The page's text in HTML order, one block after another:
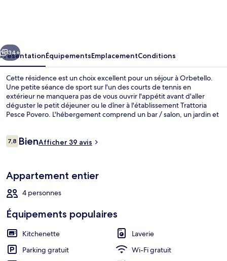
Suivant
34+
PrésentationÉquipementsEmplacementConditions
Cette résidence est un choix excellent pour un séjour à Orbetello.
Une petite séance de sport sur l'un des courts de tennis en
extérieur ne manquera pas de vous ouvrir l'appétit avant d'aller
déguster le petit déjeuner ou le dîner à l'établissement Trattoria
Pesce Povero. L'hébergement comprend un bar / salon, un jardin et
Avis
voyageurs
7,87,8 sur 10
BienAfficher 39 avis
Appartement entier
4 personnes
Équipements populaires
Kitchenette
Laverie
Parking gratuit
Wi-Fi gratuit